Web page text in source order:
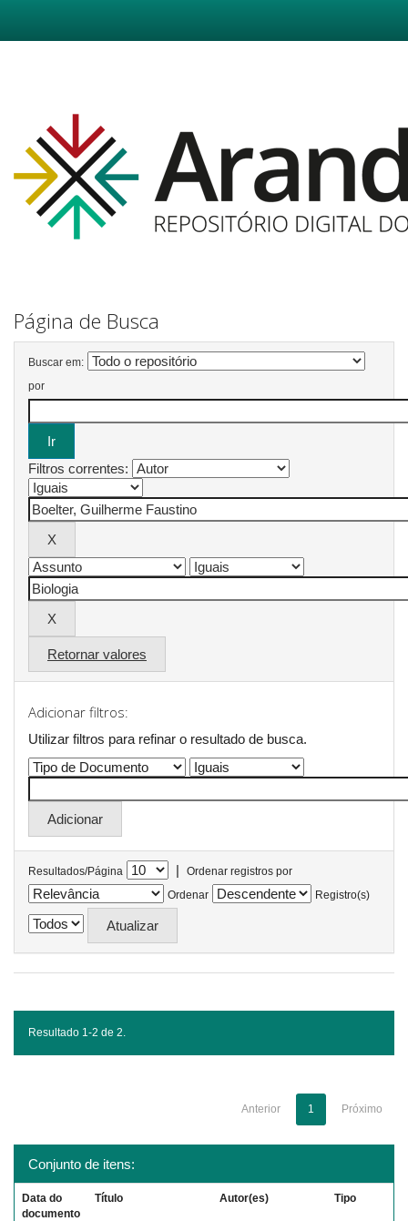
Página de Busca
Buscar em:
por
Filtros correntes:
Retornar valores
Adicionar filtros:
Utilizar filtros para refinar o resultado de busca.
Resultados/Página |
Ordenar registros por
Ordenar
Registro(s)
Resultado 1-2 de 2.
Anterior 1 Próximo
Conjunto de itens:
Data do
documento
Título Autor(es) Tipo